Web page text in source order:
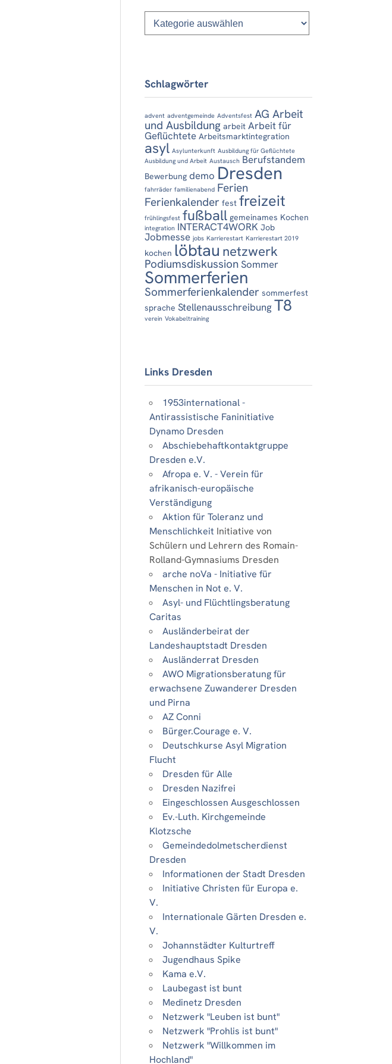
Kategorien
Schlagwörter
advent adventgemeinde Adventsfest AG Arbeit
und Ausbildung arbeit Arbeit für
Geflüchtete Arbeitsmarktintegration
asyl Asylunterkunft Ausbildung für Geflüchtete
Ausbildung und Arbeit Austausch Berufstandem
Bewerbung demo Dresden
fahrräder familienabend Ferien
Ferienkalender fest freizeit
frühlingsfest fußball gemeinames Kochen
integration INTERACT4WORK Job
Jobmesse jobs Karrierestart Karrierestart 2019
kochen löbtau netzwerk
PodiumsdiskussionSommer
Sommerferien
Sommerferienkalender sommerfest
sprache Stellenausschreibung T8
verein Vokabeltraining
Links Dresden
1953international -
Antirassistische Faninitiative
Dynamo Dresden
Abschiebehaftkontaktgruppe
Dresden e.V.
Afropa e. V. - Verein für
afrikanisch-europäische
Verständigung
Aktion für Toleranz und
Menschlichkeit Initiative von
Schülern und Lehrern des Romain-
Rolland-Gymnasiums Dresden
arche noVa - Initiative für
Menschen in Not e. V.
Asyl- und Flüchtlingsberatung
Caritas
Ausländerbeirat der
Landeshauptstadt Dresden
Ausländerrat Dresden
AWO Migrationsberatung für
erwachsene Zuwanderer Dresden
und Pirna
AZ Conni
Bürger.Courage e. V.
Deutschkurse Asyl Migration
Flucht
Dresden für Alle
Dresden Nazifrei
Eingeschlossen Ausgeschlossen
Ev.-Luth. Kirchgemeinde
Klotzsche
Gemeindedolmetscherdienst
Dresden
Informationen der Stadt Dresden
Initiative Christen für Europa e.
V.
Internationale Gärten Dresden e.
V.
Johannstädter Kulturtreff
Jugendhaus Spike
Kama e.V.
Laubegast ist bunt
Medinetz Dresden
Netzwerk "Leuben ist bunt"
Netzwerk "Prohlis ist bunt"
Netzwerk "Willkommen im
Hochland"